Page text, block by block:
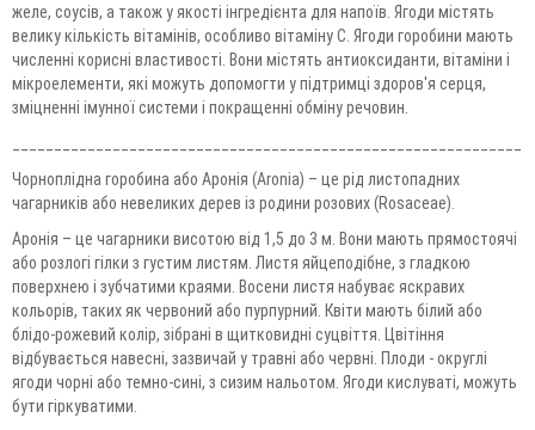
желе, соусів, а також у якості інгредієнта для напоїв. Ягоди містять
велику кількість вітамінів, особливо вітаміну C. Ягоди горобини мають
численні корисні властивості. Вони містять антиоксиданти, вітаміни і
мікроелементи, які можуть допомогти у підтримці здоров'я серця,
зміцненні імунної системи і покращенні обміну речовин.
Чорноплідна горобина або Аронія (Aronia) – це рід листопадних
чагарників або невеликих дерев із родини розових (Rosaceae).
Аронія – це чагарники висотою від 1,5 до 3 м. Вони мають прямостоячі
або розлогі гілки з густим листям. Листя яйцеподібне, з гладкою
поверхнею і зубчатими краями. Восени листя набуває яскравих
кольорів, таких як червоний або пурпурний. Квіти мають білий або
блідо-рожевий колір, зібрані в щитковидні суцвіття. Цвітіння
відбувається навесні, зазвичай у травні або червні. Плоди - округлі
ягоди чорні або темно-сині, з сизим нальотом. Ягоди кислуваті, можуть
бути гіркуватими.